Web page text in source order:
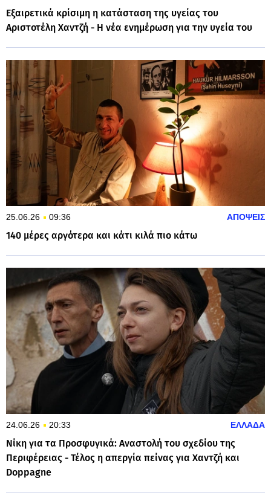
Εξαιρετικά κρίσιμη η κατάσταση της υγείας του
Αριστοτέλη Χαντζή - Η νέα ενημέρωση για την υγεία του
25.06.26 09:36 ΑΠΟΨΕΙΣ
140 μέρες αργότερα και κάτι κιλά πιο κάτω
24.06.26 20:33 ΕΛΛΑΔΑ
Νίκη για τα Προσφυγικά: Αναστολή του σχεδίου της
Περιφέρειας - Τέλος η απεργία πείνας για Χαντζή και
Doppagne